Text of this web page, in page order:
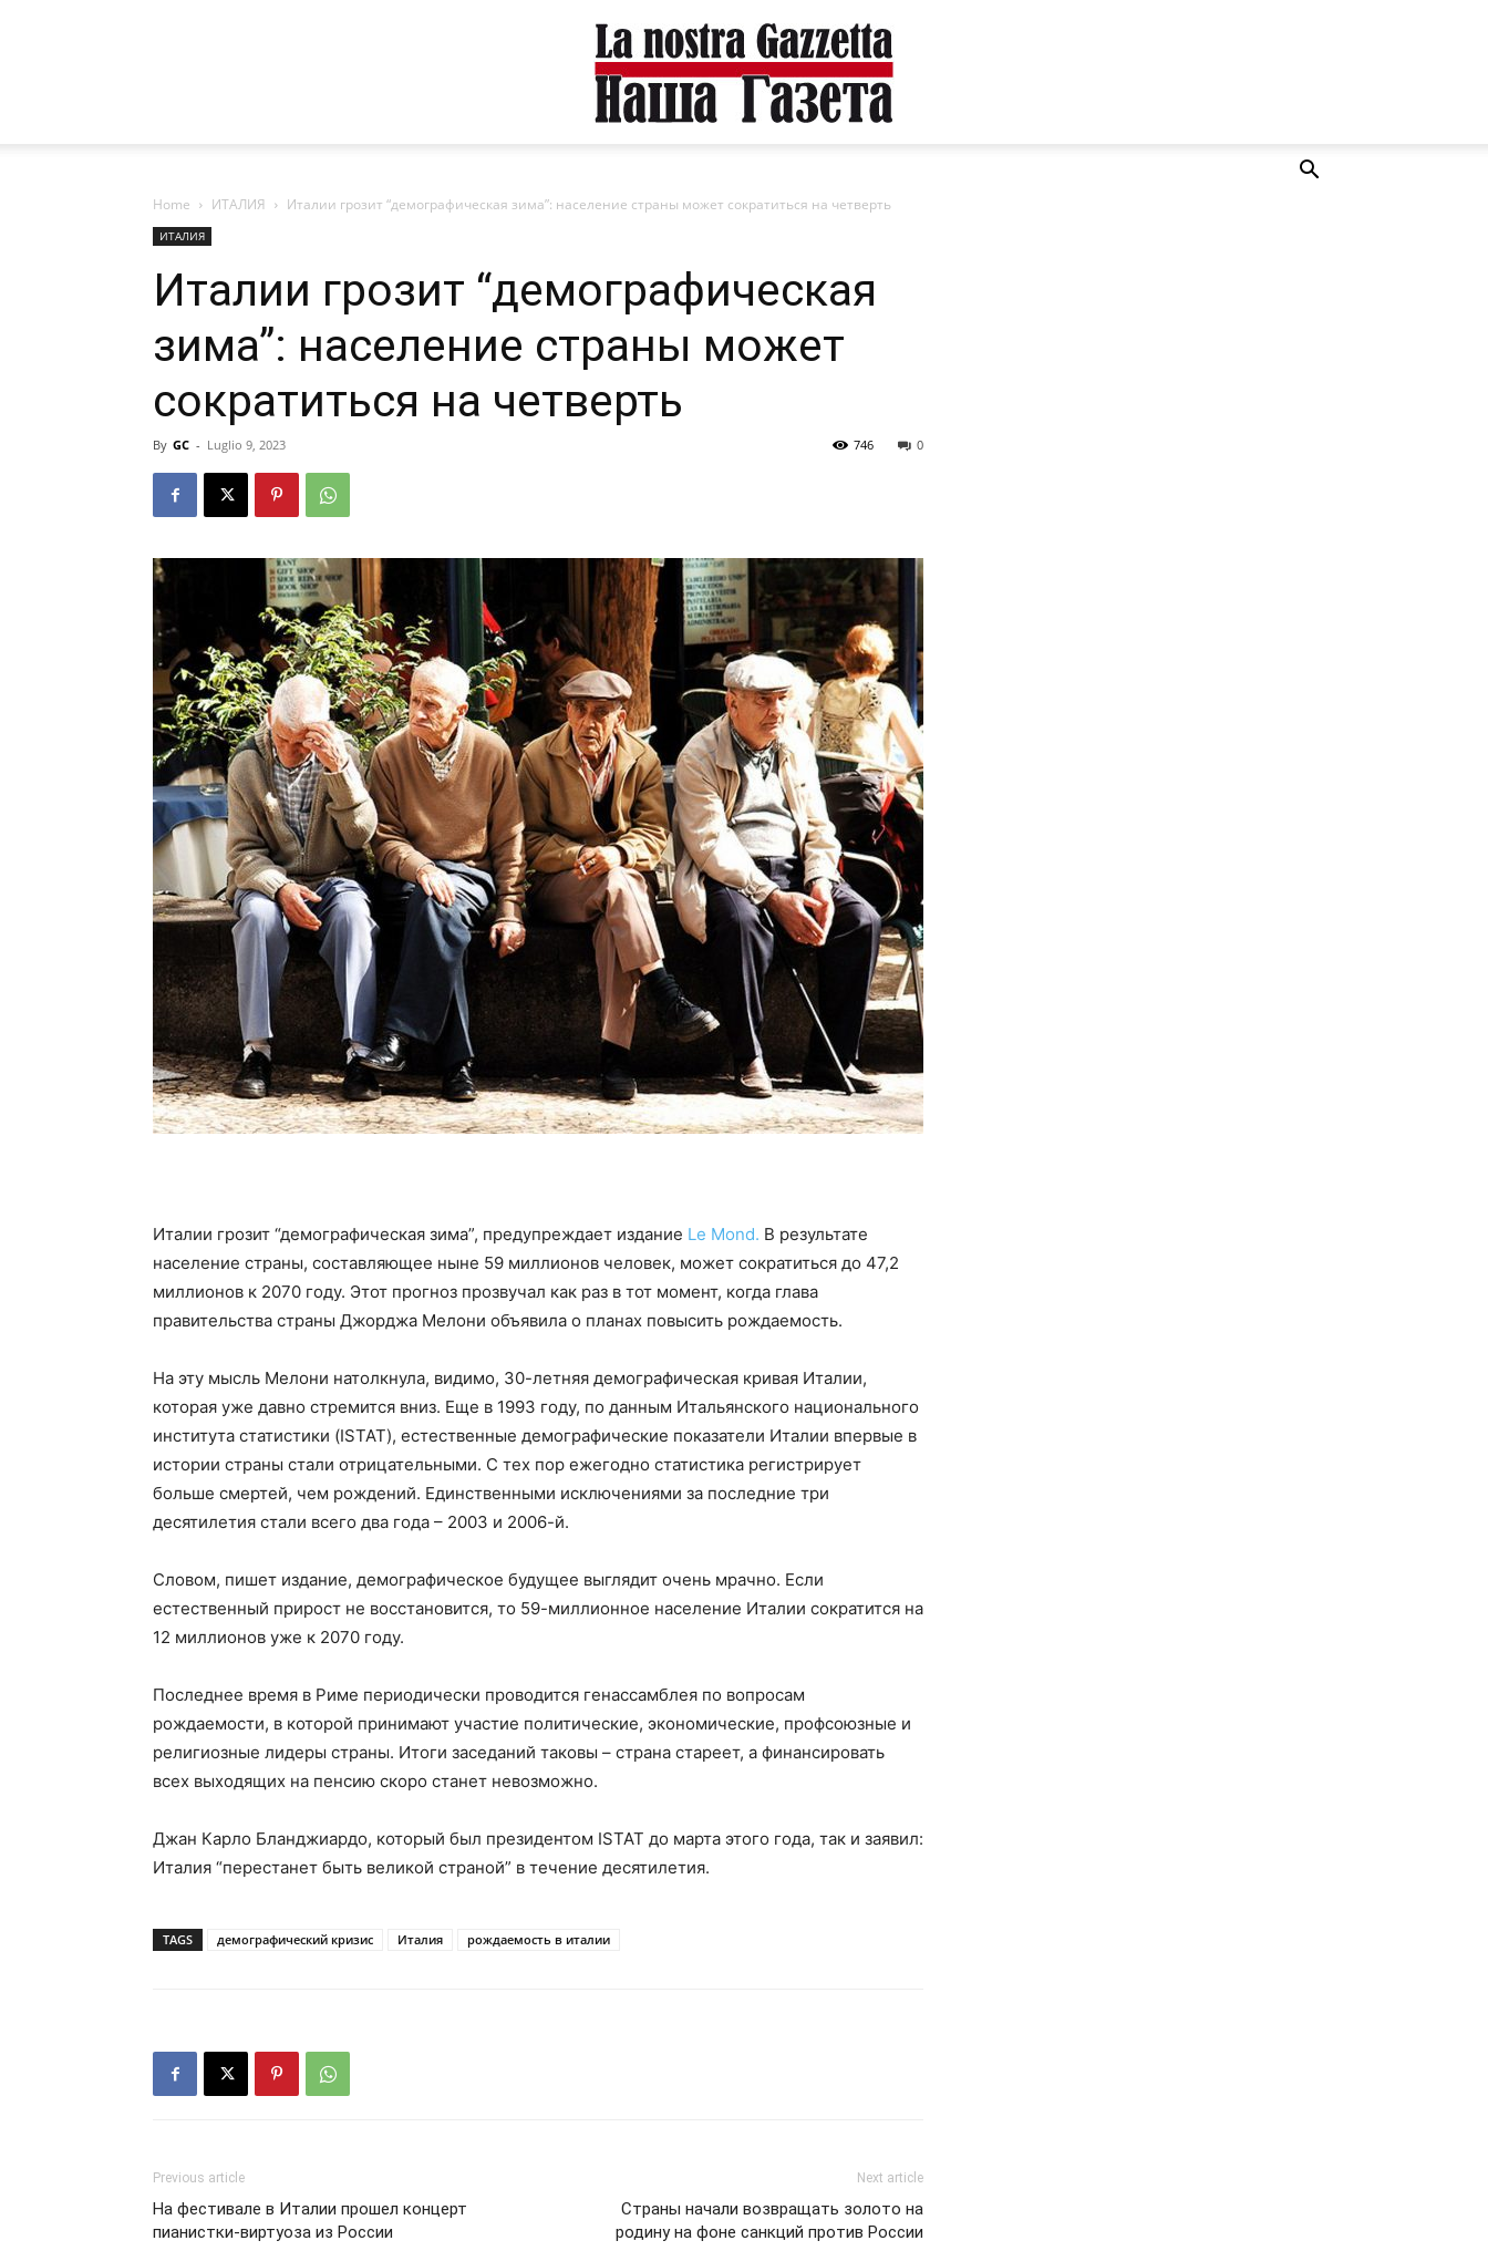
Home ИТАЛИЯ Италии грозит “демографическая зима”: население страны может сократиться на четверть
ИТАЛИЯ
Италии грозит “демографическая
зима”: население страны может
сократиться на четверть
By GC - Luglio 9, 2023 0
746
Италии грозит “демографическая зима”, предупреждает издание Le Mond. В результате
население страны, составляющее ныне 59 миллионов человек, может сократиться до 47,2
миллионов к 2070 году. Этот прогноз прозвучал как раз в тот момент, когда глава
правительства страны Джорджа Мелони объявила о планах повысить рождаемость.
На эту мысль Мелони натолкнула, видимо, 30-летняя демографическая кривая Италии,
которая уже давно стремится вниз. Еще в 1993 году, по данным Итальянского национального
института статистики (ISTAT), естественные демографические показатели Италии впервые в
истории страны стали отрицательными. С тех пор ежегодно статистика регистрирует
больше смертей, чем рождений. Единственными исключениями за последние три
десятилетия стали всего два года – 2003 и 2006-й.
Словом, пишет издание, демографическое будущее выглядит очень мрачно. Если
естественный прирост не восстановится, то 59-миллионное население Италии сократится на
12 миллионов уже к 2070 году.
Последнее время в Риме периодически проводится генассамблея по вопросам
рождаемости, в которой принимают участие политические, экономические, профсоюзные и
религиозные лидеры страны. Итоги заседаний таковы – страна стареет, а финансировать
всех выходящих на пенсию скоро станет невозможно.
Джан Карло Бланджиардо, который был президентом ISTAT до марта этого года, так и заявил:
Италия “перестанет быть великой страной” в течение десятилетия.
TAGS демографический кризис Италия рождаемость в италии
Previous article
На фестивале в Италии прошел концерт
пианистки-виртуоза из России
Next article
Страны начали возвращать золото на
родину на фоне санкций против России